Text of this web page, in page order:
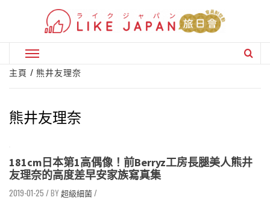
Primary
Menu
主頁 熊井友理奈
熊井友理奈
181cm日本第1高偶像！前Berryz工房長腿美人熊井
友理奈的高度差早安家族寫真集
2019-01-25 / 超級細菌/